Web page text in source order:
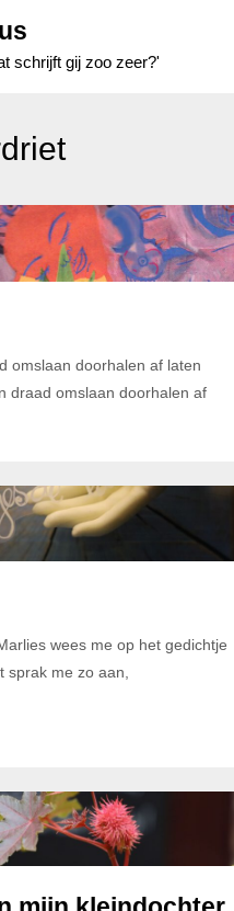
schrijft gij zoo zeer?'
omslaan doorhalen af laten
draad omslaan doorhalen af
wees me op het gedichtje
sprak me zo aan,